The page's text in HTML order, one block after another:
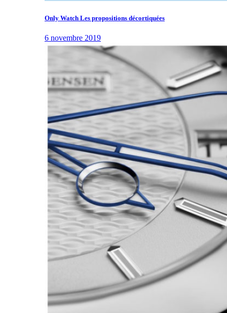
Only Watch Les propositions décortiquées
6 novembre 2019